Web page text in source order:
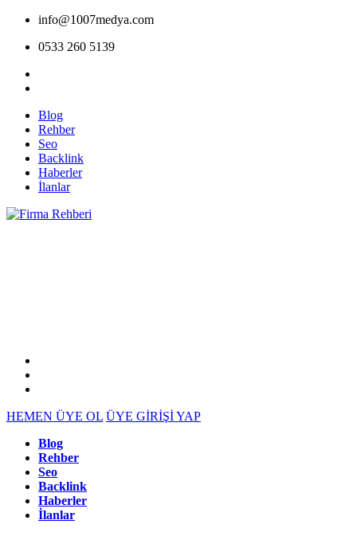
info@1007medya.com
0533 260 5139
Blog
Rehber
Seo
Backlink
Haberler
İlanlar
HEMEN ÜYE OL ÜYE GİRİŞİ YAP
Blog
Rehber
Seo
Backlink
Haberler
İlanlar